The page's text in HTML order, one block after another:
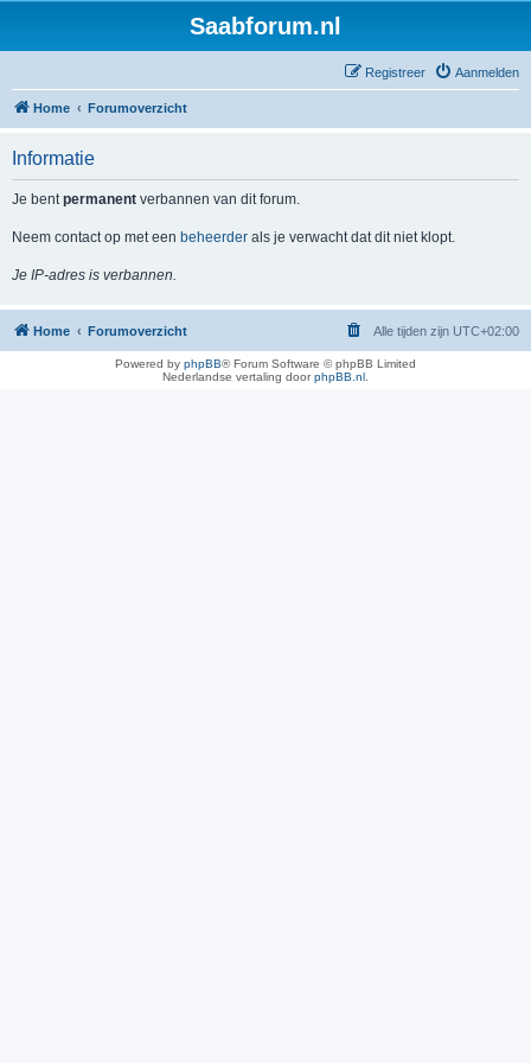
Saabforum.nl
Aanmelden
Registreer
Home Forumoverzicht
Informatie
Je bentpermanent verbannen van dit forum.
Neem contact op met een beheerder als je verwacht dat dit niet klopt.
Je IP-adres is verbannen.
Home Forumoverzicht Alle tijden zijn UTC+02:00
Powered by phpBB® Forum Software © phpBB Limited
Nederlandse vertaling doorphpBB.nl